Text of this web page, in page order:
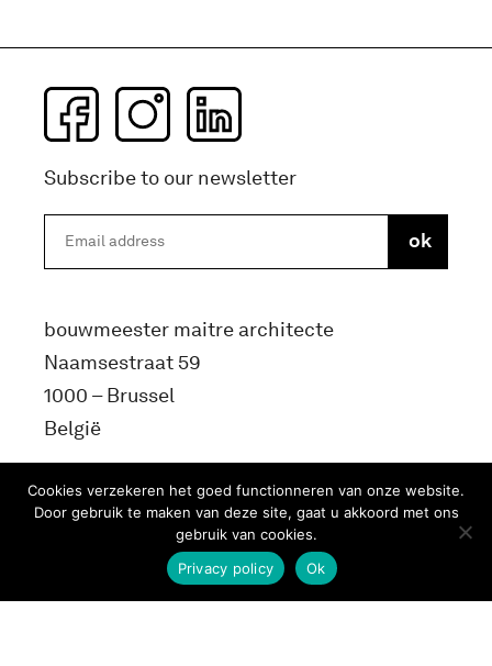
Subscribe to our newsletter
bouwmeester maitre architecte
Naamsestraat 59
1000 – Brussel
België
info@bma.brussels
Cookies verzekeren het goed functionneren van onze website.
Door gebruik te maken van deze site, gaat u akkoord met ons
gebruik van cookies.
Ok
Privacy policy